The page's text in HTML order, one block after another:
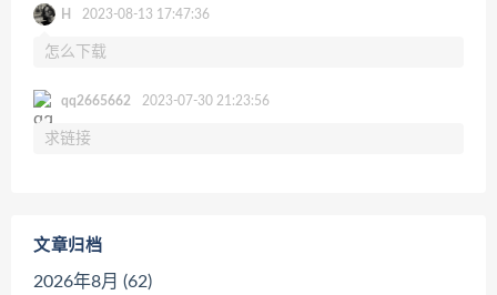
H 2023-08-13 17:47:36
怎么下载
qq2665662 2023-07-30 21:23:56
求链接
文章归档
2026年8月 (62)